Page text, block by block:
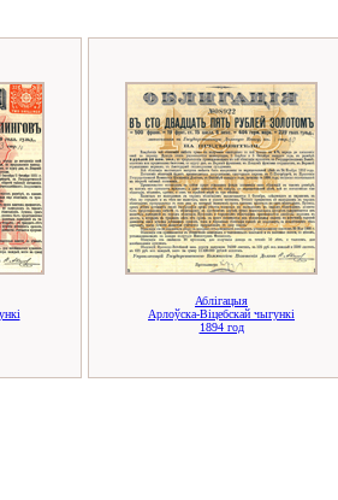
Аблігацыя
Арлоўска-Віцебскай чыгункі
1894 год